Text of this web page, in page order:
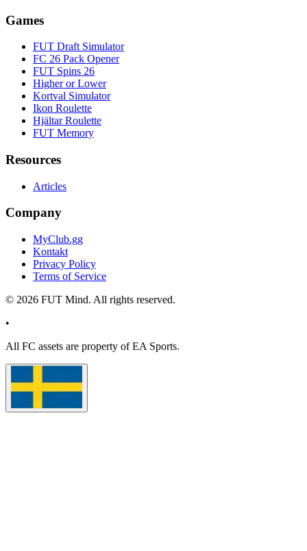
Games
FUT Draft Simulator
FC 26 Pack Opener
FUT Spins 26
Higher or Lower
Kortval Simulator
Ikon Roulette
Hjältar Roulette
FUT Memory
Resources
Articles
Company
MyClub.gg
Kontakt
Privacy Policy
Terms of Service
© 2026 FUT Mind. All rights reserved.
•
All FC assets are property of EA Sports.